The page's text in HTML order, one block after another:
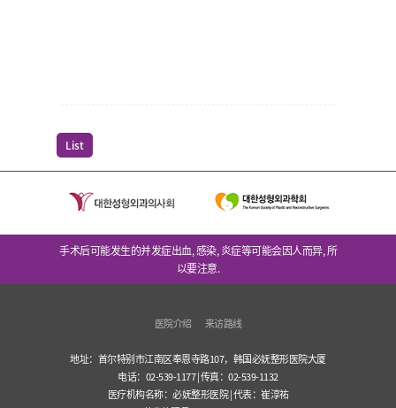
List
手术后可能发生的并发症出血, 感染, 炎症等可能会因人而异, 所
以要注意.
医院介绍 来访路线
地址：首尔特别市江南区奉恩寺路107，韩国必妩整形医院大厦
电话：02-539-1177 | 传真：02-539-1132
医疗机构名称：必妩整形医院 | 代表：崔淳祐